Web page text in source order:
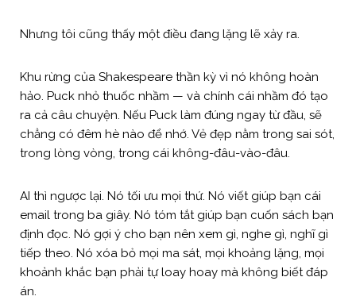
Nhưng tôi cũng thấy một điều đang lặng lẽ xảy ra.
Khu rừng của Shakespeare thần kỳ vì nó không hoàn
hảo. Puck nhỏ thuốc nhầm — và chính cái nhầm đó tạo
ra cả câu chuyện. Nếu Puck làm đúng ngay từ đầu, sẽ
chẳng có đêm hè nào để nhớ. Vẻ đẹp nằm trong sai sót,
trong lòng vòng, trong cái không-đâu-vào-đâu.
AI thì ngược lại. Nó tối ưu mọi thứ. Nó viết giúp bạn cái
email trong ba giây. Nó tóm tắt giúp bạn cuốn sách bạn
định đọc. Nó gợi ý cho bạn nên xem gì, nghe gì, nghĩ gì
tiếp theo. Nó xóa bỏ mọi ma sát, mọi khoảng lặng, mọi
khoảnh khắc bạn phải tự loay hoay mà không biết đáp
án.